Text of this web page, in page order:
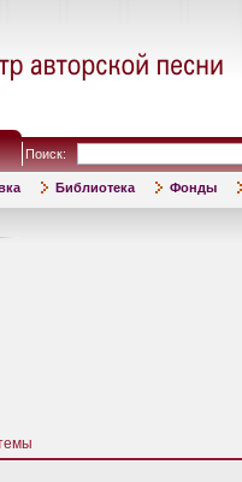
Поиск:
Библиотека Фонды